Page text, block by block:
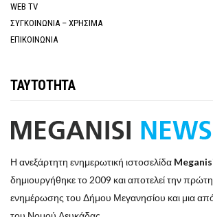
WEB TV
ΣΥΓΚΟΙΝΩΝΙΑ – ΧΡΗΣΙΜΑ
ΕΠΙΚΟΙΝΩΝΙΑ
ΤΑΥΤΟΤΗΤΑ
Η ανεξάρτητη ενημερωτική ιστοσελίδα
δημιουργήθηκε το 2009 και αποτελεί την
ενημέρωσης του Δήμου Μεγανησίου και μια από